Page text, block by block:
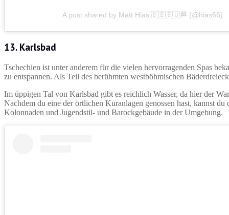
A post shared by Matt Hias 🇩🇪🇪🇺🏁 (@hias66)
13. Karlsbad
Tschechien ist unter anderem für die vielen hervorragenden Spas
zu entspannen. Als Teil des berühmten westböhmischen
Im üppigen Tal von Karlsbad gibt es reichlich Wasser, da hier der
Nachdem du eine der örtlichen Kuranlagen genossen hast, kannst
Kolonnaden und Jugendstil- und Barockgebäude in der Umgebung.